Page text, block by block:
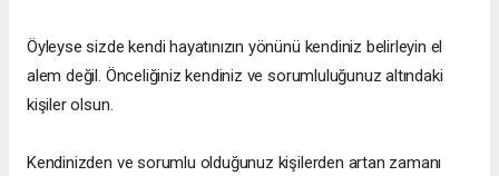
Öyleyse sizde kendi hayatınızın yönünü kendiniz belirleyin el
alem değil. Önceliğiniz kendiniz ve sorumluluğunuz altındaki
kişiler olsun.
Kendinizden ve sorumlu olduğunuz kişilerden artan zamanı